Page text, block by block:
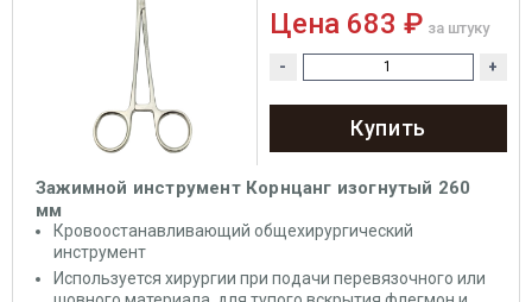
Зажимной инструмент Корнцанг изогнутый 260
мм
Кровоостанавливающий общехирургический
инструмент
Используется хирургии при подачи перевязочного или
Цена 683 ₽ за штуку
- +
Купить